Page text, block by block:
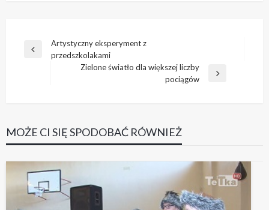
Nawigacja
wpisu
Poprzedni
Artystyczny eksperyment z
przedszkolakami
Zielone światło dla większej liczby
pociągów
MOŻE CI SIĘ SPODOBAĆ RÓWNIEŻ